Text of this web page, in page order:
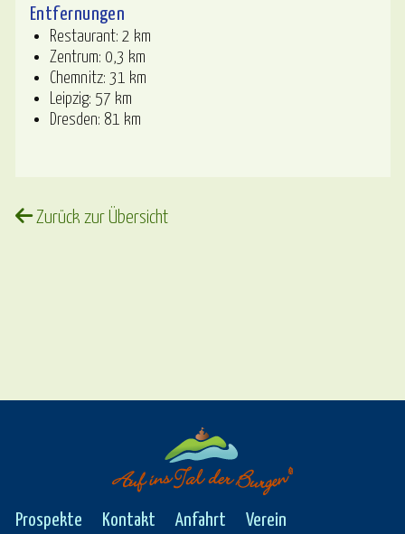
Entfernungen
Restaurant: 2 km
Zentrum: 0,3 km
Chemnitz: 31 km
Leipzig: 57 km
Dresden: 81 km
Zurück zur Übersicht
Prospekte Kontakt Anfahrt
Verein